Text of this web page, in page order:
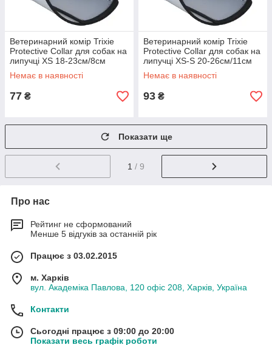
Ветеринарний комір Trixie
Protective Collar для собак на
липучці XS 18-23см/8см
Немає в наявності
77 ₴
Ветеринарний комір Trixie
Protective Collar для собак на
липучці XS-S 20-26см/11см
Немає в наявності
93 ₴
Показати ще
1 / 9
Про нас
Рейтинг не сформований
Менше 5 відгуків за останній рік
Працює з 03.02.2015
м. Харків
вул. Академіка Павлова, 120 офіс 208, Харків, Україна
Контакти
Сьогодні працює з 09:00 до 20:00
Показати весь графік роботи